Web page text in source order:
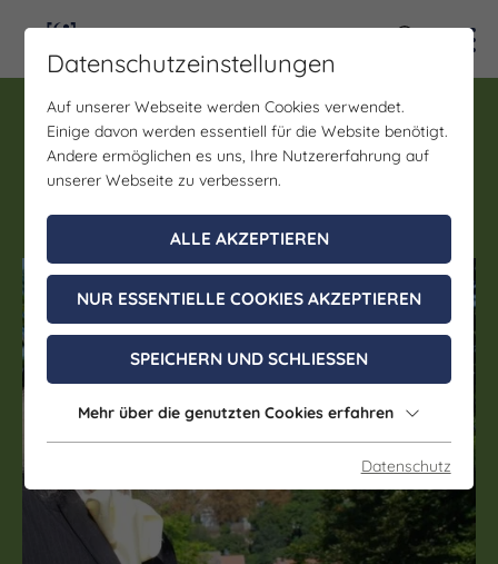
Führung
Weißenfels in der
Gründerzeit
Datenschutzeinstellungen
Auf unserer Webseite werden Cookies verwendet.
Einige davon werden essentiell für die Website benötigt.
Andere ermöglichen es uns, Ihre Nutzererfahrung auf
unserer Webseite zu verbessern.
ALLE AKZEPTIEREN
NUR ESSENTIELLE COOKIES AKZEPTIEREN
SPEICHERN UND SCHLIESSEN
Mehr über die genutzten Cookies erfahren
Datenschutz